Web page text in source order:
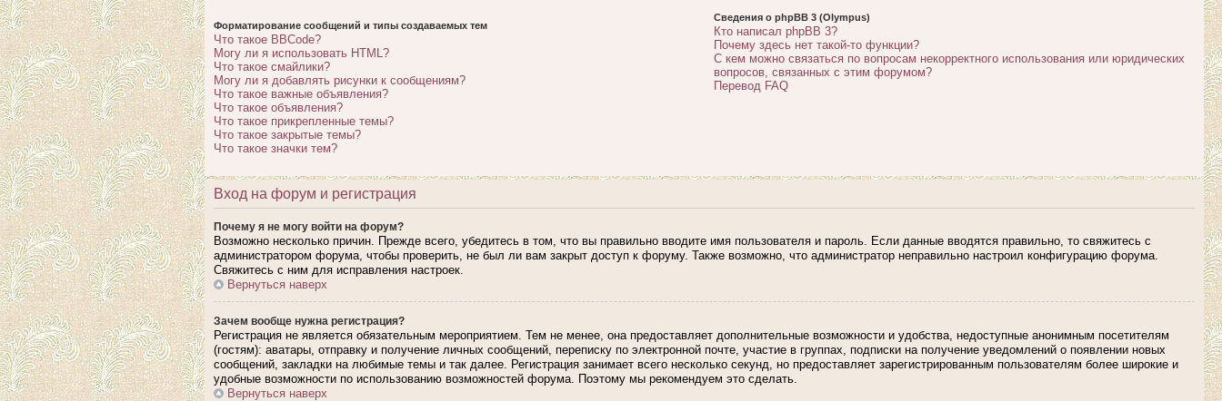
Форматирование сообщений и типы создаваемых тем
Что такое BBCode?
Могу ли я использовать HTML?
Что такое смайлики?
Могу ли я добавлять рисунки к сообщениям?
Что такое важные объявления?
Что такое объявления?
Что такое прикрепленные темы?
Что такое закрытые темы?
Что такое значки тем?
Сведения о phpBB 3 (Olympus)
Кто написал phpBB 3?
Почему здесь нет такой-то функции?
С кем можно связаться по вопросам некорректного использования или юридических
вопросов, связанных с этим форумом?
Перевод FAQ
Вход на форум и регистрация
Почему я не могу войти на форум?
Возможно несколько причин. Прежде всего, убедитесь в том, что вы правильно вводите имя пользователя и пароль. Если данные вводятся правильно, то свяжитесь с
администратором форума, чтобы проверить, не был ли вам закрыт доступ к форуму. Также возможно, что администратор неправильно настроил конфигурацию форума.
Свяжитесь с ним для исправления настроек.
Вернуться наверх
Зачем вообще нужна регистрация?
Регистрация не является обязательным мероприятием. Тем не менее, она предоставляет дополнительные возможности и удобства, недоступные анонимным посетителям
(гостям): аватары, отправку и получение личных сообщений, переписку по электронной почте, участие в группах, подписки на получение уведомлений о появлении новых
сообщений, закладки на любимые темы и так далее. Регистрация занимает всего несколько секунд, но предоставляет зарегистрированным пользователям более широкие и
удобные возможности по использованию возможностей форума. Поэтому мы рекомендуем это сделать.
Вернуться наверх